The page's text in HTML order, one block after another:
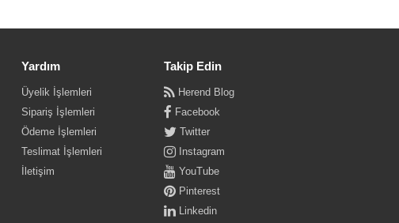
Yardım
Üyelik İşlemleri
Sipariş İşlemleri
Ödeme İşlemleri
Teslimat İşlemleri
İletişim
Takip Edin
Herend Blog
Facebook
Twitter
Instagram
YouTube
Pinterest
Linkedin